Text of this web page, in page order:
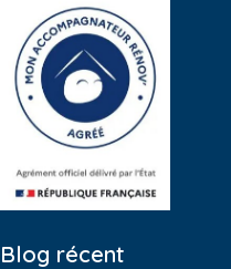
Blog récent